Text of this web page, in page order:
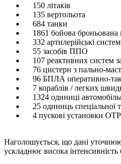
150 літаків
135 вертольота
684 танки
1861 бойова
332 артилерійські
55 засобів ППО
107 реактивних систем
76 цистерн з пально-
96 БПЛА оперативно-
7 кораблів / легких
1324 одиниці
25 одиниць спеціальної
4 пускові установки
Наголошується, що дані
ускладнює висока інтенсивність